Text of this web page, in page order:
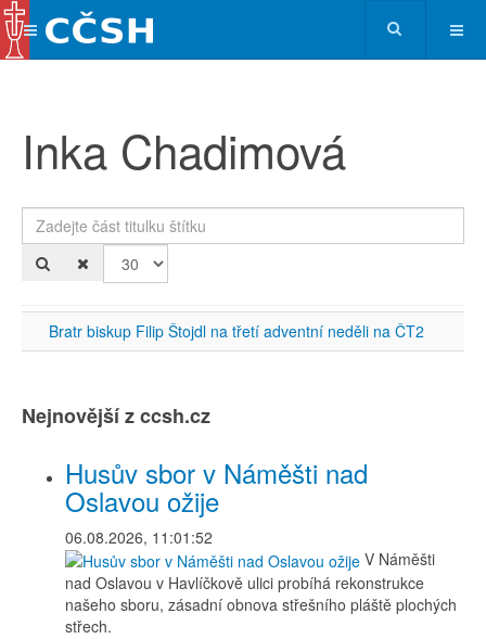
Inka Chadimová
Zadejte část titulku štítku
Bratr biskup Filip Štojdl na třetí adventní neděli na ČT2
Nejnovější z ccsh.cz
Husův sbor v Náměšti nad
Oslavou ožije
06.08.2026, 11:01:52
V Náměšti
nad Oslavou v Havlíčkově ulici probíhá rekonstrukce
našeho sboru, zásadní obnova střešního pláště plochých
střech.